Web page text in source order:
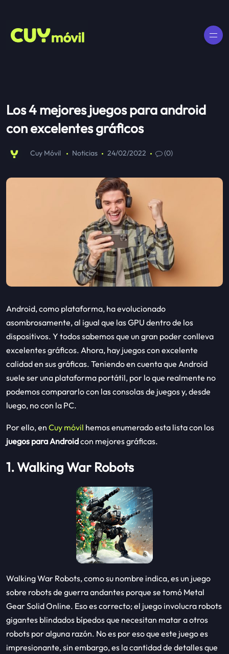
Los 4 mejores juegos para android
con excelentes gráficos
Cuy Móvil Noticias 24/02/2022 (0)
Android, como plataforma, ha evolucionado
asombrosamente, al igual que las GPU dentro de los
dispositivos. Y todos sabemos que un gran poder conlleva
excelentes gráficos. Ahora, hay juegos con excelente
calidad en sus gráficas. Teniendo en cuenta que Android
suele ser una plataforma portátil, por lo que realmente no
podemos compararlo con las consolas de juegos y, desde
luego, no con la PC.
Por ello, en Cuy móvil hemos enumerado esta lista con los
juegos para Androidcon mejores gráficas.
1. Walking War Robots
Walking War Robots, como su nombre indica, es un juego
sobre robots de guerra andantes porque se tomó Metal
Gear Solid Online. Eso es correcto; el juego involucra robots
gigantes blindados bípedos que necesitan matar a otros
robots por alguna razón. No es por eso que este juego es
impresionante, sin embargo, es la cantidad de detalles que